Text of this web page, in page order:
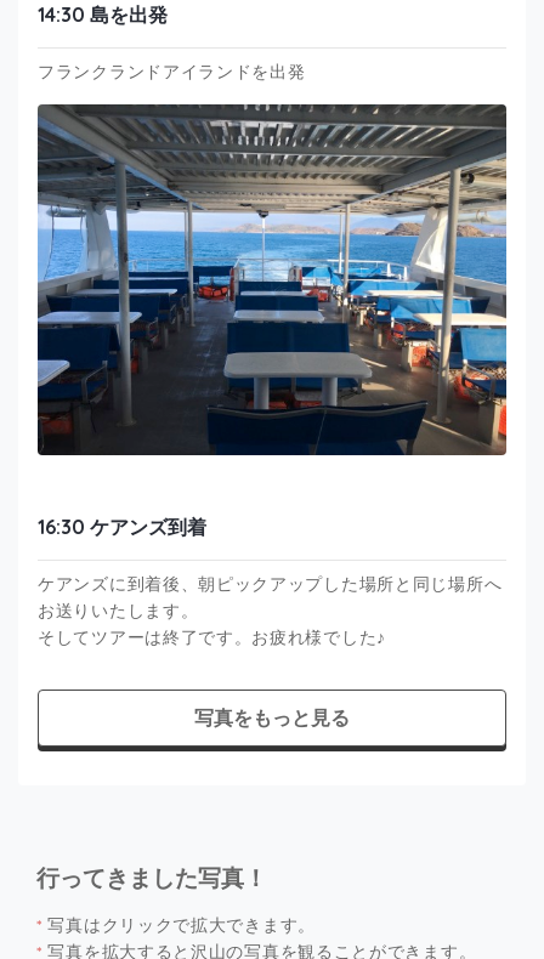
14:30 島を出発
フランクランドアイランドを出発
16:30 ケアンズ到着
ケアンズに到着後、朝ピックアップした場所と同じ場所へ
お送りいたします。
そしてツアーは終了です。お疲れ様でした♪
写真をもっと見る
行ってきました写真！
* 写真はクリックで拡大できます。
* 写真を拡大すると沢山の写真を観ることができます。